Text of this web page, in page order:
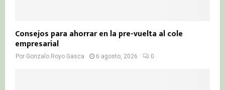
Consejos para ahorrar en la pre-vuelta al cole
empresarial
Por Gonzalo Royo Gasca 6 agosto, 2026 0